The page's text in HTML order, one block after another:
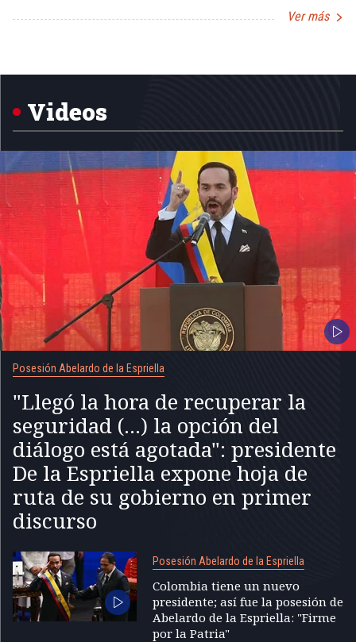
Ver más
5
Videos
Posesión Abelardo de la Espriella
"Llegó la hora de recuperar la
seguridad (...) la opción del
diálogo está agotada": presidente
De la Espriella expone hoja de
ruta de su gobierno en primer
discurso
Posesión Abelardo de la Espriella
Colombia tiene un nuevo
presidente; así fue la posesión de
Abelardo de la Espriella: "Firme
por la Patria"